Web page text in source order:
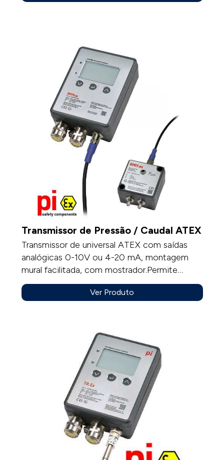
dispositivo com código de acesso permite
acesso rápido às funções.Sensores
eletroquímicos. O detetor de gás único NEO
MP100 possui uma ampla gama de sensores
eletroquímicos disponíveis.Desempenho
confiável Este dispositivo portátil de deteção
de gás fornece poderosos alarmes acústicos,
visuais e de vibração.Certificado ATEX Zone
0 com IS & IP 67.
Transmissor de Pressão / Caudal ATEX
Transmissor de universal ATEX com saídas
analógicas 0-10V ou 4-20 mA, montagem
mural facilitada, com mostrador.Permite
receber sondas de temperatura, sondas
mistas de temperatura e humidade, módulos
Ver Produto